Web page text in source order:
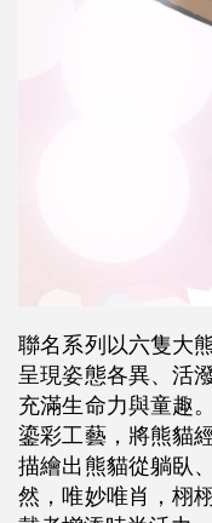
聯名系列以六隻大
呈現姿態各異、活
充滿生命力與童趣
鎏彩工藝，將熊貓
描繪出熊貓從躺臥
然，唯妙唯肖，栩